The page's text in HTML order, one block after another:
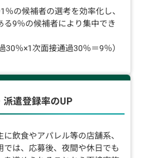
％の候補者の選考を効率化し、
9％の候補者により集中でき
30％×1次面接通過30％＝9％）
派遣登録率のUP
飲食やアパレル等の店舗系、
では、応募後、夜間や休日でも